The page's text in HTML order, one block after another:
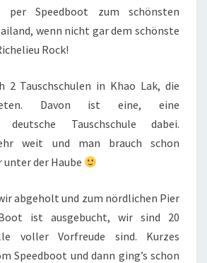
Speedboot zum schönsten
wenn nicht gar dem schönste
Rock!
2 Tauschschulen in Khao Lak, die
Davon ist eine, eine
deutsche Tauschschule dabei.
weit und man brauch schon
der Haube
abgeholt und zum nördlichen Pier
ist ausgebucht, wir sind 20
voller Vorfreude sind. Kurzes
Speedboot und dann ging’s schon